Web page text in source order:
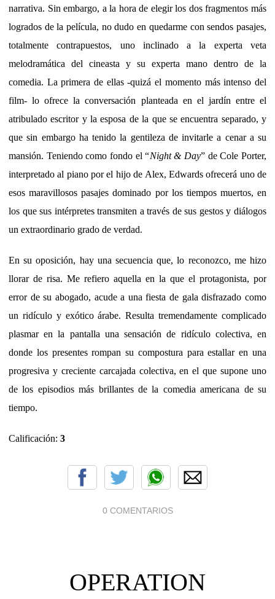
narrativa. Sin embargo, a la hora de elegir los dos fragmentos más
logrados de la película, no dudo en quedarme con sendos pasajes,
totalmente contrapuestos, uno inclinado a la experta veta
melodramática del cineasta y su experta mano dentro de la
comedia. La primera de ellas -quizá el momento más intenso del
film- lo ofrece la conversación planteada en el jardín entre el
atribulado escritor y la esposa de la que se encuentra separado, y
que sin embargo ha tenido la gentileza de invitarle a cenar a su
mansión. Teniendo como fondo el “Night & Day” de Cole Porter,
interpretado al piano por el hijo de Alex, Edwards ofrecerá uno de
esos maravillosos pasajes dominado por los tiempos muertos, en
los que sus intérpretes transmiten a través de sus gestos y diálogos
un extraordinario grado de verdad.
En su oposición, hay una secuencia que, lo reconozco, me hizo
llorar de risa. Me refiero aquella en la que el protagonista, por
error de su abogado, acude a una fiesta de gala disfrazado como
un ridículo y exótico árabe. Resulta tremendamente complicado
plasmar en la pantalla una sensación de ridículo colectiva, en
donde los presentes rompan su compostura para estallar en una
progresiva y creciente carcajada colectiva, en el que supone uno
de los episodios más brillantes de la comedia americana de su
tiempo.
Calificación: 3
0 COMENTARIOS
OPERATION